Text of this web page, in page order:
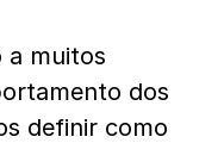
a muitos
dos
definir como